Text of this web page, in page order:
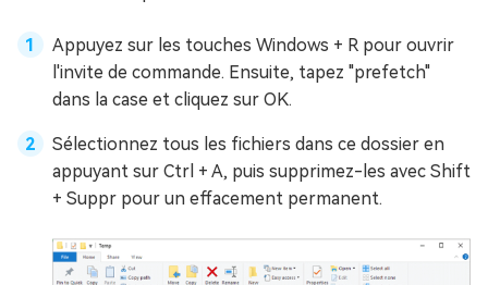
Appuyez sur les touches Windows + R pour ouvrir
l'invite de commande. Ensuite, tapez "prefetch"
dans la case et cliquez sur OK.
Sélectionnez tous les fichiers dans ce dossier en
appuyant sur Ctrl + A, puis supprimez-les avec Shift
+ Suppr pour un effacement permanent.